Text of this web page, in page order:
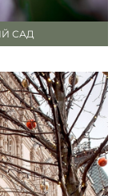
САД